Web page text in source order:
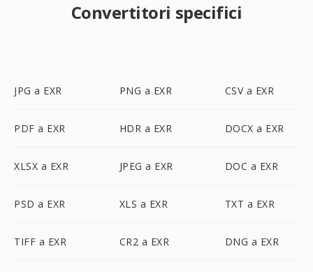
Convertitori specifici
JPG a EXR PNG a EXR CSV a EXR
PDF a EXR HDR a EXR DOCX a EXR
XLSX a EXR JPEG a EXR DOC a EXR
PSD a EXR XLS a EXR TXT a EXR
TIFF a EXR CR2 a EXR DNG a EXR